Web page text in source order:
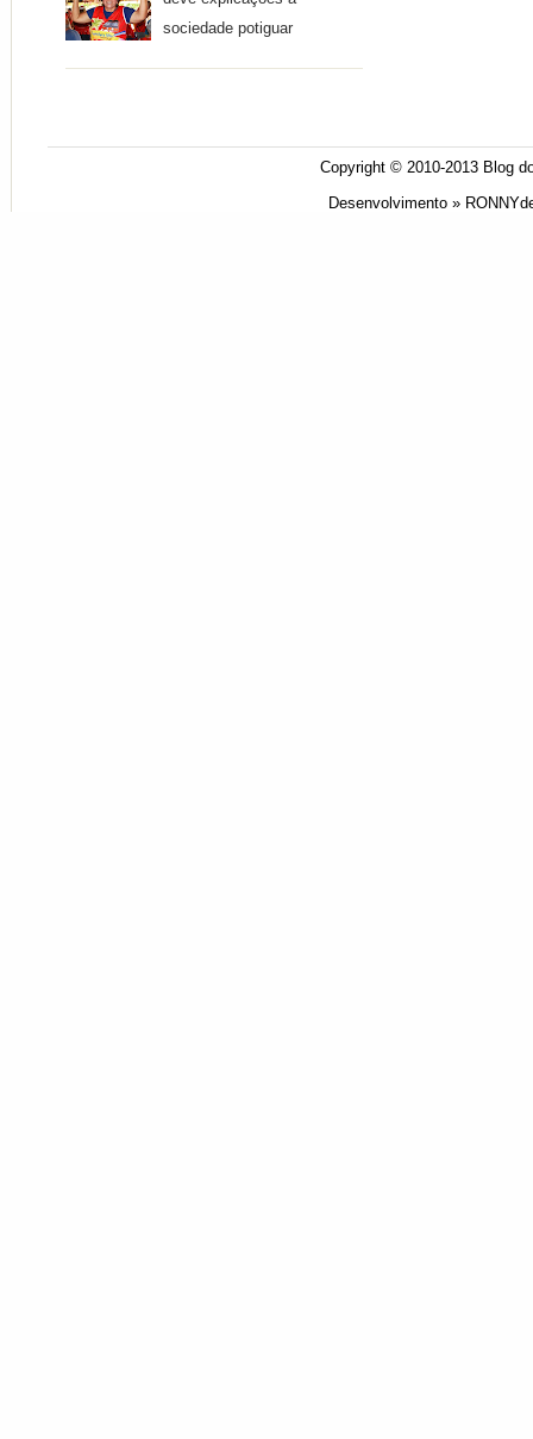
sociedade potiguar
Copyright © 2010-2013 Blog
Desenvolvimento »